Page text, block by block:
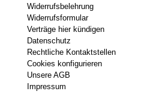
Widerrufsbelehrung
Widerrufsformular
Verträge hier kündigen
Datenschutz
Rechtliche Kontaktstellen
Cookies konfigurieren
Unsere AGB
Impressum